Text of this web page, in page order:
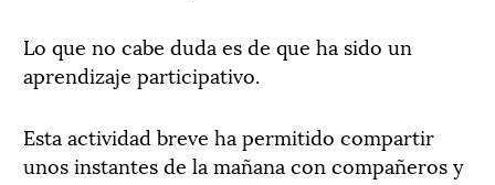
Lo que no cabe duda es de que ha sido un
aprendizaje participativo.
Esta actividad breve ha permitido compartir
unos instantes de la mañana con compañeros y